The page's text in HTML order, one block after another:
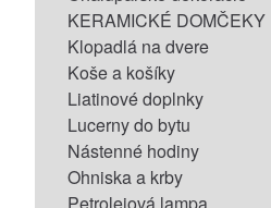
KERAMICKÉ DOMČEKY
Klopadlá na dvere
Koše a košíky
Liatinové doplnky
Lucerny do bytu
Nástenné hodiny
Ohniska a krby